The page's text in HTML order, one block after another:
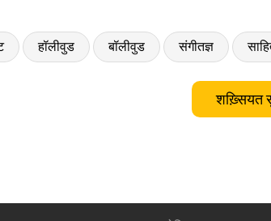
हॉलीवुड बॉलीवुड संगीतज्ञ
शख़्सियत